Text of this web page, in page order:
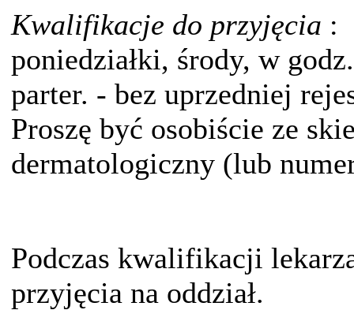
Kwalifikacje do przyjęcia :
poniedziałki, środy, w
parter. - bez uprzedniej
Proszę być osobiście ze
dermatologiczny (lub
Podczas kwalifikacji
przyjęcia na oddział.